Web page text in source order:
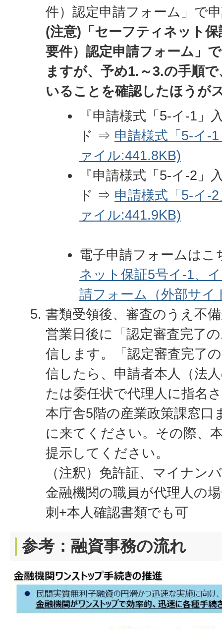
件）認定申請フォーム」で
(注意)「セーフティネット
要件）認定申請フォーム」
ますが、予め1.～3.の手順
いることを確認したほうが
『申請様式「5-イ-1」
ド ⇒ 申請様式「5-イ-
ァイル:441.8KB)
『申請様式「5-イ-2」
ド ⇒ 申請様式「5-イ-
ァイル:441.9KB)
電子申請フォームは
ネット保証5号イ-1、
請フォーム（外部サイ
書類受領後、審査のうえ不
営業日後に「認定審査完了
信します。「認定審査完了
信したら、申請者本人（法
たは委任状で代理人に指名
本庁舎5階の産業政策課窓口
に来てください。その際、
提示してください。
（注釈）免許証、マイナン
金融機関の職員が代理人の
刺+本人確認書類でも可
参考：融資事務の流れ